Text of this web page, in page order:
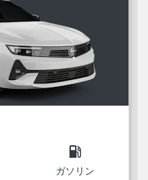
local_gas_station
ガソリン